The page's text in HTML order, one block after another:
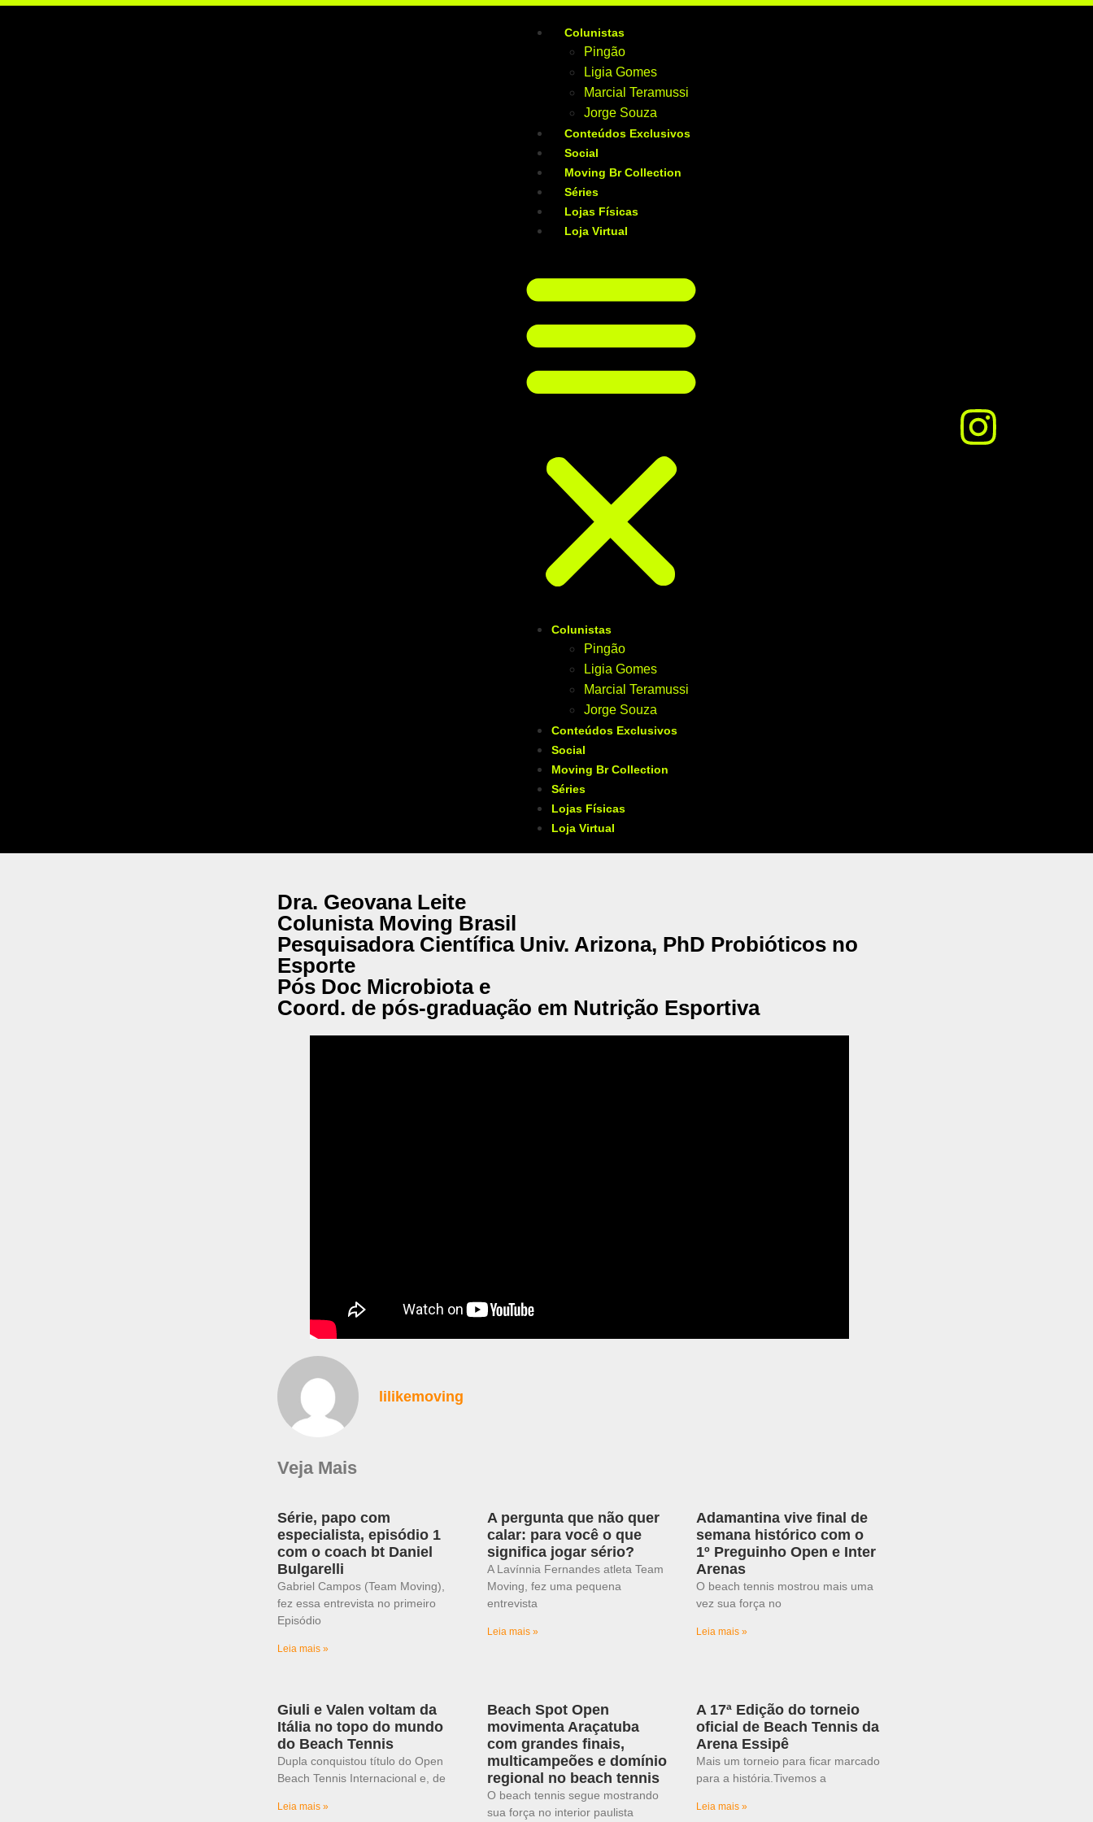
Colunistas
Pingão
Ligia Gomes
Marcial Teramussi
Jorge Souza
Conteúdos Exclusivos
Social
Moving Br Collection
Séries
Lojas Físicas
Loja Virtual
Colunistas
Pingão
Ligia Gomes
Marcial Teramussi
Jorge Souza
Conteúdos Exclusivos
Social
Moving Br Collection
Séries
Lojas Físicas
Loja Virtual
Dra. Geovana Leite
Colunista Moving Brasil
Pesquisadora Científica Univ. Arizona, PhD Probióticos no
Esporte
Pós Doc Microbiota e
Coord. de pós-graduação em Nutrição Esportiva
lilikemoving
Veja Mais
Série, papo com
especialista, episódio 1
com o coach bt Daniel
Bulgarelli
Gabriel Campos (Team Moving),
fez essa entrevista no primeiro
Episódio
Leia mais »
A pergunta que não quer
calar: para você o que
significa jogar sério?
A Lavínnia Fernandes atleta Team
Moving, fez uma pequena
entrevista
Leia mais »
Adamantina vive final de
semana histórico com o
1º Preguinho Open e Inter
Arenas
O beach tennis mostrou mais uma
vez sua força no
Leia mais »
Giuli e Valen voltam da
Itália no topo do mundo
do Beach Tennis
Dupla conquistou título do Open
Beach Tennis Internacional e, de
Leia mais »
Beach Spot Open
movimenta Araçatuba
com grandes finais,
multicampeões e domínio
regional no beach tennis
O beach tennis segue mostrando
sua força no interior paulista
A 17ª Edição do torneio
oficial de Beach Tennis da
Arena Essipê
Mais um torneio para ficar marcado
para a história.Tivemos a
Leia mais »